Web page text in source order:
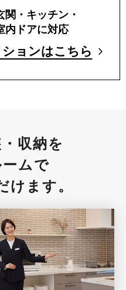
関・キッチン・
内ドアに対応
ョンはこちら
収納を
ムで
けます。